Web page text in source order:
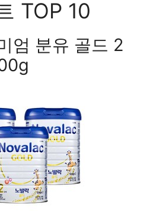
TOP 10
엄 분유 골드 2